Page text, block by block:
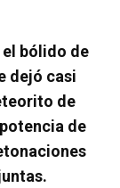
bólido de
dejó casi
de
de